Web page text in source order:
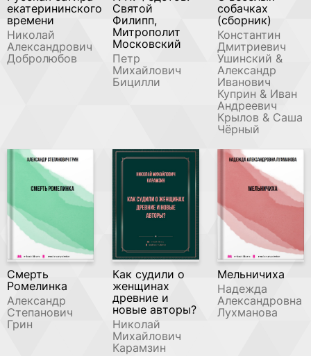
екатерининского
времени
Николай
Александрович
Добролюбов
Святой
Филипп,
Митрополит
Московский
Петр
Михайлович
Бицилли
собачках
(сборник)
Константин
Дмитриевич
Ушинский &
Александр
Иванович
Куприн & Иван
Андреевич
Крылов & Саша
Чёрный
Смерть
Ромелинка
Александр
Степанович
Грин
Как судили о
женщинах
древние и
новые авторы?
Николай
Михайлович
Карамзин
Мельничиха
Надежда
Александровна
Лухманова